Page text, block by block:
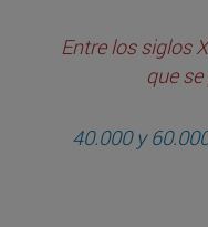
Entre los siglos
que
40.000 y